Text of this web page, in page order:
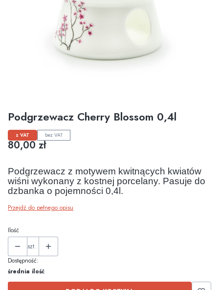
Podgrzewacz Cherry Blossom 0,4l
z VAT bez VAT
Cena
80,00 zł
Podgrzewacz z motywem kwitnących kwiatów
wiśni wykonany z kostnej porcelany. Pasuje do
dzbanka o pojemności 0,4l.
Przejdź do pełnego opisu
Ilość
szt.
Dostępność:
średnia ilość